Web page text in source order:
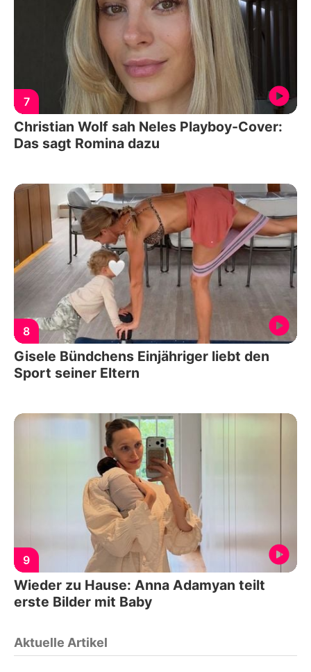
7
Christian Wolf sah Neles Playboy-Cover:
Das sagt Romina dazu
8
Gisele Bündchens Einjähriger liebt den
Sport seiner Eltern
9
Wieder zu Hause: Anna Adamyan teilt
erste Bilder mit Baby
Aktuelle Artikel